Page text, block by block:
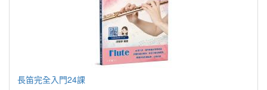
長笛完全入門24課